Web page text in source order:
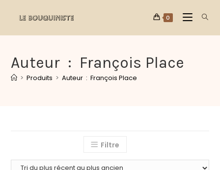
0
Auteur : François Place
> Produits > Auteur : François Place
Filtre